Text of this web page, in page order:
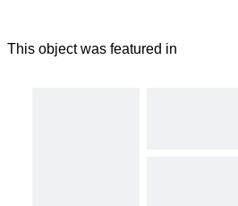
This object was featured in